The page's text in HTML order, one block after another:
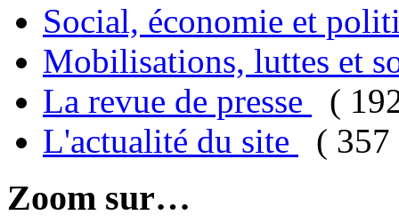
Social, économie et
Mobilisations, luttes et
La revue de presse
(
L'actualité du site
( 357
Zoom sur…